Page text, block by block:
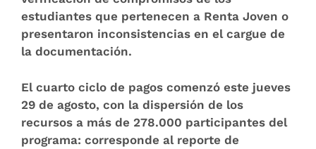
estudiantes que pertenecen a Renta Joven o
presentaron inconsistencias en el cargue de
la documentación.
El cuarto ciclo de pagos comenzó este jueves
29 de agosto, con la dispersión de los
recursos a más de 278.000 participantes del
programa: corresponde al reporte de